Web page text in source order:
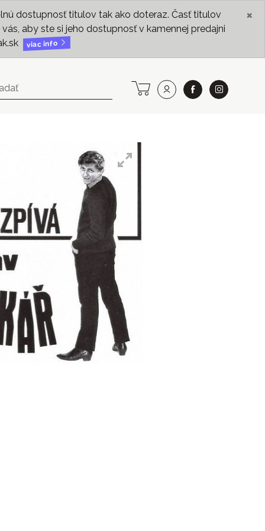
dostupnosť titulov tak ako doteraz. Časť titulov
aby ste si jeho dostupnosť v kamennej predajni
viac info
×